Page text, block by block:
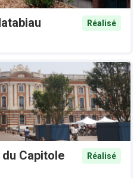
Réalisé
Capitole
Réalisé